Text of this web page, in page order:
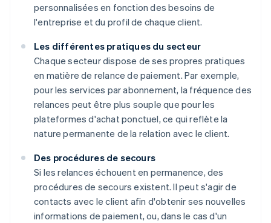
personnalisées en fonction des besoins de
l'entreprise et du profil de chaque client.
Les différentes pratiques du secteur
Chaque secteur dispose de ses propres pratiques
en matière de relance de paiement. Par exemple,
pour les services par abonnement, la fréquence des
relances peut être plus souple que pour les
plateformes d'achat ponctuel, ce qui reflète la
nature permanente de la relation avec le client.
Des procédures de secours
Si les relances échouent en permanence, des
procédures de secours existent. Il peut s'agir de
contacts avec le client afin d'obtenir ses nouvelles
informations de paiement, ou, dans le cas d'un